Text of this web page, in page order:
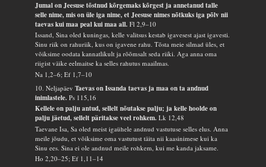
Jumal on Jeesuse tõstnud kõrgemaks kõrgest ja annetanud talle
selle nime, mis on üle iga nime, et Jeesuse nimes nõtkuks iga põlv nii
taevas kui maa peal kui maa all.Fl 2,9–10
Issand, Sina oled kuningas, kelle valitsus kestab igavesest ajast igavesti.
Sinu riik on rahuriik, kus on igavene rahu. Tõsta meie silmad üles, et
võiksime oodata kannatlikult ja rõõmsalt seda riiki. Aga anna oma
riigist väike eelmaitse ka selles rahutus maailmas.
Na 1,2–6; Ef 1,7–10
10. NeljapäevTaevas on Issanda taevas ja maa on ta andnud
inimlastele.Ps 115,16
Kellele on palju antud, sellelt nõutakse palju; ja kelle hoolde on
palju jäetud, sellelt päritakse veel rohkem.Lk 12,48
Taevane Isa, Sa oled meist igaühele andnud vastutuse selles elus. Anna
meile jõudu, et võiksime oma vastutust täita nii kaasinimese kui ka
Sinu ees. Sina ei ole andnud meile rohkem, kui me kanda jaksame.
Ho 2,20–25; Ef 1,11–14